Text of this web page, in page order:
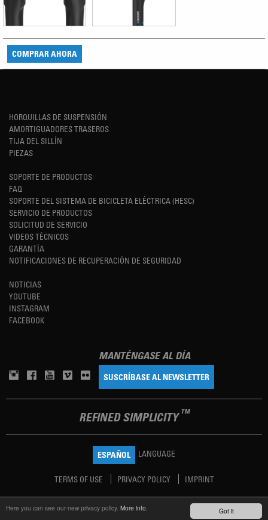
Got it
Here you can see our new privacy policy. More info.
COMPRAR AHORA
HORQUILLAS DE SUSPENSIÓN
AMORTIGUADORES TRASEROS
TIJA DEL SILLÍN
PIEZAS
SOPORTE DE PRODUCTOS
FAQ
SOPORTE DEL SISTEMA DE BICICLETA ELÉCTRICA (HESC)
SERVICIO DE PRODUCTOS
SOLICITUD DE SERVICIO
VIDEOS TÉCNICOS
GARANTÍA
NOTIFICACIONES DE RECUPERACIÓN DE SEGURIDAD
NOTICIAS
YOUTUBE
INSTAGRAM
FACEBOOK
MANTÉNGASE AL DÍA
SUSCRÍBASE AL NEWSLETTER
REFINED SIMPLICITY TM
ESPAÑOL LANGUAGE
TERMS OF USE PRIVACY POLICY IMPRINT